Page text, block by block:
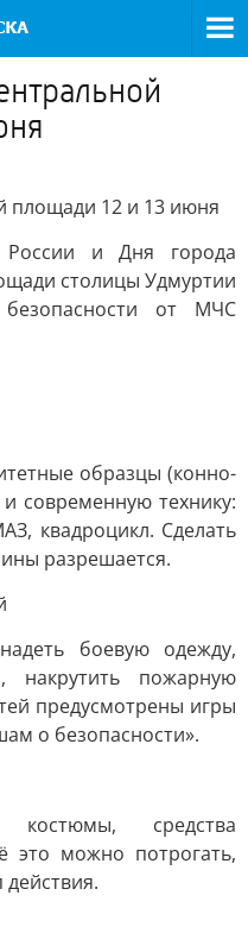
площади 12 и 13 июня
и Дня города
столицы Удмуртии
безопасности от МЧС
образцы (конно-
современную технику:
квадроцикл. Сделать
разрешается.
боевую одежду,
пожарную
предусмотрены игры
о безопасности».
костюмы, средства
это можно потрогать,